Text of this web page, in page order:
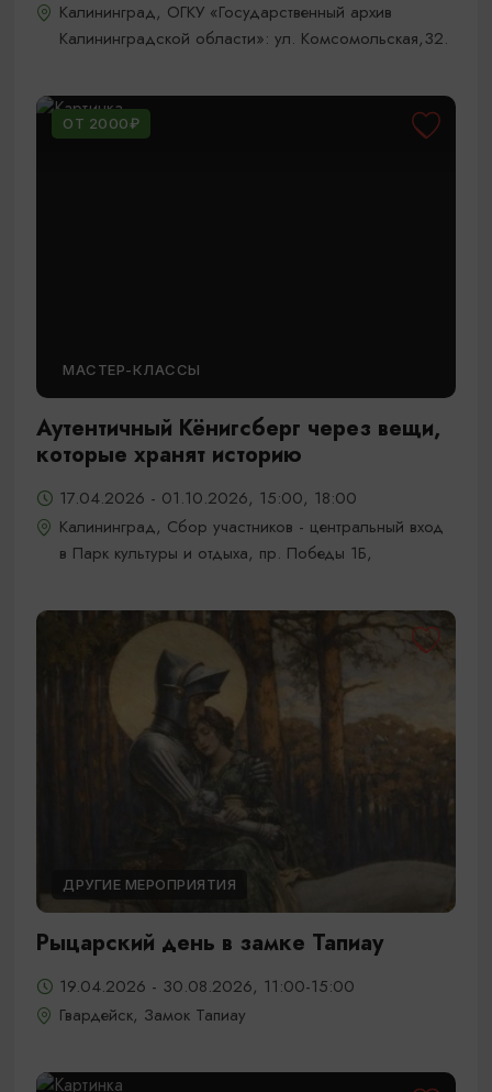
Калининград, ОГКУ «Государственный архив
Калининградской области»: ул. Комсомольская,32.
ОТ 2000₽
МАСТЕР-КЛАССЫ
Аутентичный Кёнигсберг через вещи,
которые хранят историю
17.04.2026 - 01.10.2026, 15:00, 18:00
Калининград, Сбор участников - центральный вход
в Парк культуры и отдыха, пр. Победы 1Б,
ДРУГИЕ МЕРОПРИЯТИЯ
Рыцарский день в замке Тапиау
19.04.2026 - 30.08.2026, 11:00-15:00
Гвардейск, Замок Тапиау